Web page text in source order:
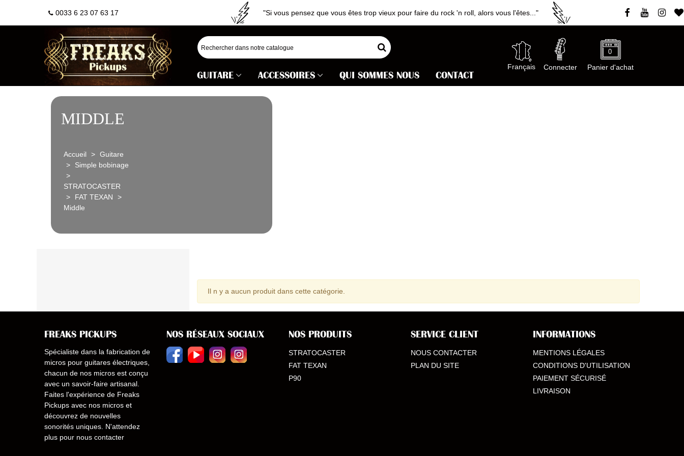
0033 6 23 07 63 17 "Si vous pensez que vous êtes trop vieux pour faire du rock 'n roll, alors vous l'êtes..."
GUITARE ACCESSOIRES QUI SOMMES NOUS CONTACT
Français Connecter
0
Panier d'achat
MIDDLE
Accueil > Guitare
>
Simple bobinage
>
STRATOCASTER
>
FAT TEXAN
>
Middle
Il n y a aucun produit dans cette catégorie.
FREAKS PICKUPS
Spécialiste dans la fabrication de
micros pour guitares électriques,
chacun de nos micros est conçu
avec un savoir-faire artisanal.
Faites l'expérience de Freaks
Pickups avec nos micros et
découvrez de nouvelles
sonorités uniques. N'attendez
plus pour nous contacter
NOS RÉSEAUX SOCIAUX NOS PRODUITS
STRATOCASTER
FAT TEXAN
P90
SERVICE CLIENT
NOUS CONTACTER
PLAN DU SITE
INFORMATIONS
MENTIONS LÉGALES
CONDITIONS D'UTILISATION
PAIEMENT SÉCURISÉ
LIVRAISON